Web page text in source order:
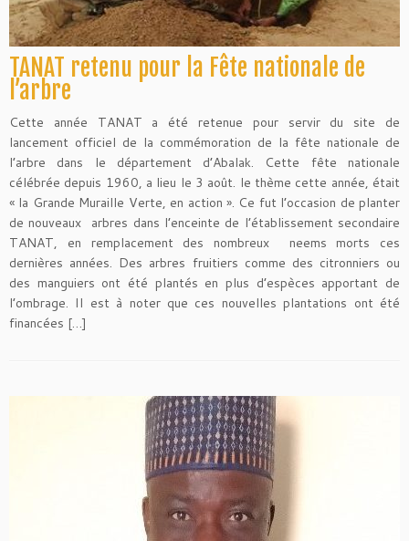
TANAT retenu pour la Fête nationale de
l’arbre
Cette année TANAT a été retenue pour servir du site de
lancement officiel de la commémoration de la fête nationale de
l’arbre dans le département d’Abalak. Cette fête nationale
célébrée depuis 1960, a lieu le 3 août. le thème cette année, était
« la Grande Muraille Verte, en action ». Ce fut l’occasion de planter
de nouveaux arbres dans l’enceinte de l’établissement secondaire
TANAT, en remplacement des nombreux neems morts ces
dernières années. Des arbres fruitiers comme des citronniers ou
des manguiers ont été plantés en plus d’espèces apportant de
l’ombrage. Il est à noter que ces nouvelles plantations ont été
financées […]